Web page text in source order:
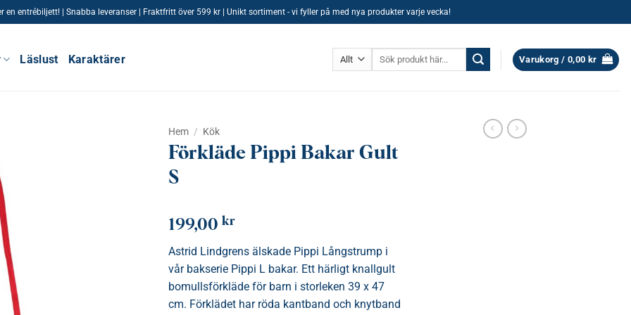
en entrébiljett! | Snabba leveranser | Fraktfritt över 599 kr | Unikt sortiment - vi fyller på med nya produkter varje vecka!
Läslust Karaktärer Varukorg / 0,00 kr
Hem / Kök
Förkläde Pippi Bakar Gult
S
199,00 kr
Astrid Lindgrens älskade Pippi Långstrump i
vår bakserie Pippi L bakar. Ett härligt knallgult
bomullsförkläde för barn i storleken 39 x 47
cm. Förklädet har röda kantband och knytband